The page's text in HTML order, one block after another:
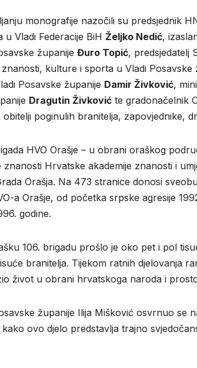
monografije nazočili su predsjednik
Vladi Federacije BiH Željko Nedić,
županije Đuro Topić, predsjedatelj
kulture i sporta u Vladi Posavske
Posavske županije Damir Živković,
Dragutin Živković te gradonačelnik
poginulih branitelja, zapovjednike,
HVO Orašje – u obrani oraškog
znanosti Hrvatske akademije znanosti i
Orašja. Na 473 stranice donosi
a Orašje, od početka srpske agresije
godine.
106. brigadu prošlo je oko pet i pol
branitelja. Tijekom ratnih djelovanja
život u obrani hrvatskoga naroda i
županije Ilija Mišković osvrnuo se
ovo djelo predstavlja trajno